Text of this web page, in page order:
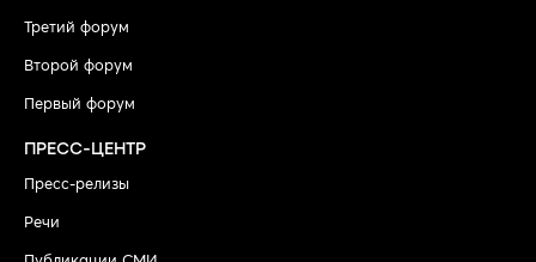
Третий форум
Второй форум
Первый форум
ПРЕСС-ЦЕНТР
Пресс-релизы
Речи